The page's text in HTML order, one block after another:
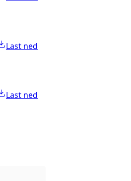
Last ned
Last ned